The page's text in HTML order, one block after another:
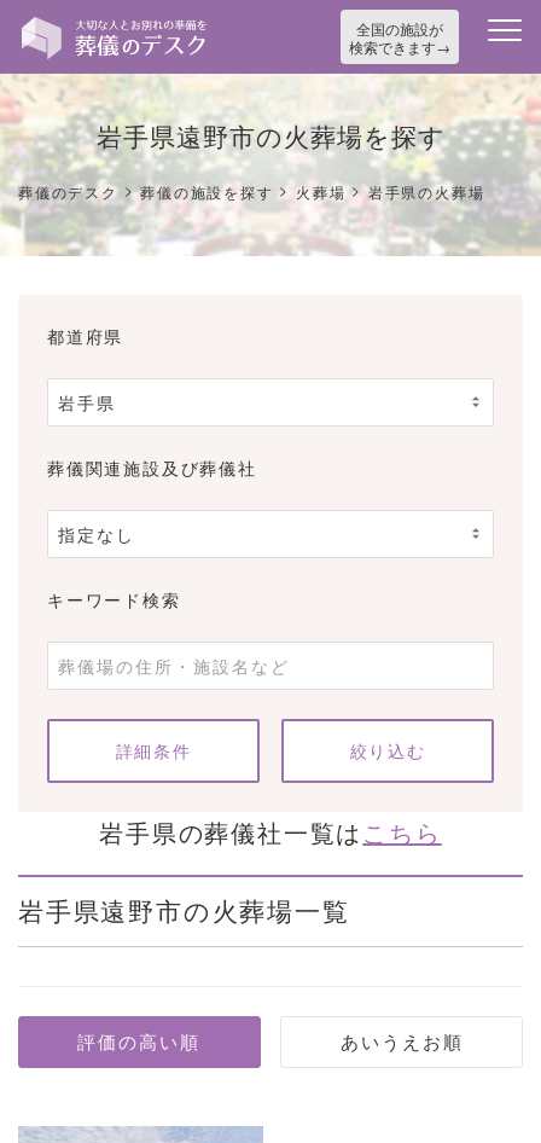
全国の施設が
検索できます
岩手県遠野市の火葬場を探す
葬儀のデスク >葬儀の施設を探す > 火葬場>岩手県の火葬場
都道府県
葬儀関連施設及び葬儀社
キーワード検索
条件をクリア
詳細条件
岩手県の葬儀社一覧は こちら
岩手県遠野市の火葬場一覧